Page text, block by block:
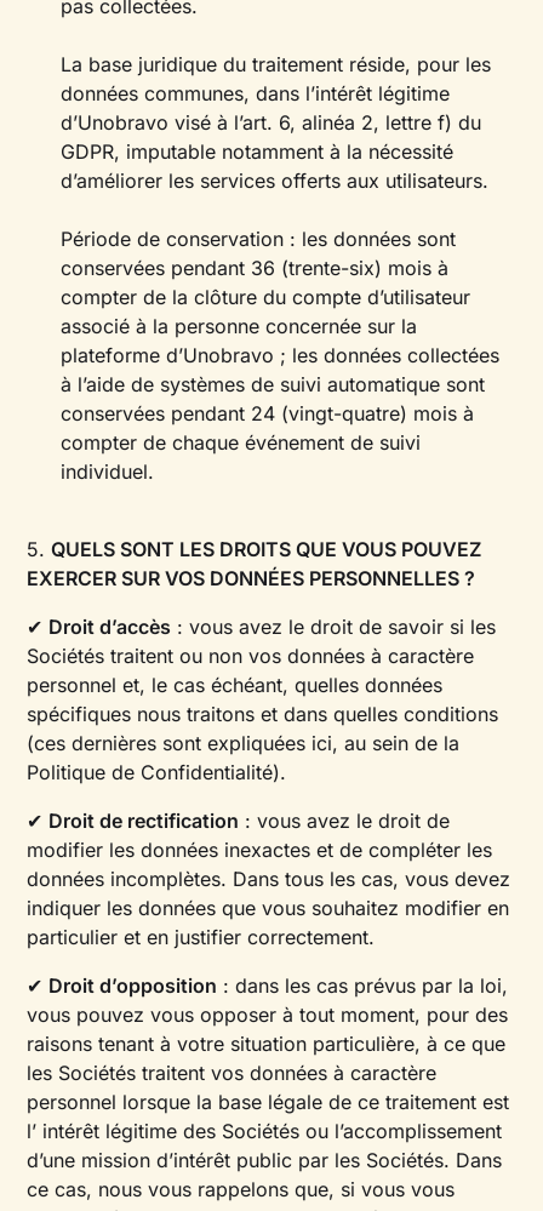
pas collectées.
La base juridique du traitement réside, pour les
données communes, dans l’intérêt légitime
d’Unobravo visé à l’art. 6, alinéa 2, lettre f) du
GDPR, imputable notamment à la nécessité
d’améliorer les services offerts aux utilisateurs.
Période de conservation : les données sont
conservées pendant 36 (trente-six) mois à
compter de la clôture du compte d’utilisateur
associé à la personne concernée sur la
plateforme d’Unobravo ; les données collectées
à l’aide de systèmes de suivi automatique sont
conservées pendant 24 (vingt-quatre) mois à
compter de chaque événement de suivi
individuel.
5.QUELS SONT LES DROITS QUE VOUS POUVEZ
EXERCER SUR VOS DONNÉES PERSONNELLES ?
✔ Droit d’accès : vous avez le droit de savoir si les
Sociétés traitent ou non vos données à caractère
personnel et, le cas échéant, quelles données
spécifiques nous traitons et dans quelles conditions
(ces dernières sont expliquées ici, au sein de la
Politique de Confidentialité).
✔ Droit de rectification : vous avez le droit de
modifier les données inexactes et de compléter les
données incomplètes. Dans tous les cas, vous devez
indiquer les données que vous souhaitez modifier en
particulier et en justifier correctement.
✔ Droit d’opposition : dans les cas prévus par la loi,
vous pouvez vous opposer à tout moment, pour des
raisons tenant à votre situation particulière, à ce que
les Sociétés traitent vos données à caractère
personnel lorsque la base légale de ce traitement est
l’ intérêt légitime des Sociétés ou l’accomplissement
d’une mission d’intérêt public par les Sociétés. Dans
ce cas, nous vous rappelons que, si vous vous